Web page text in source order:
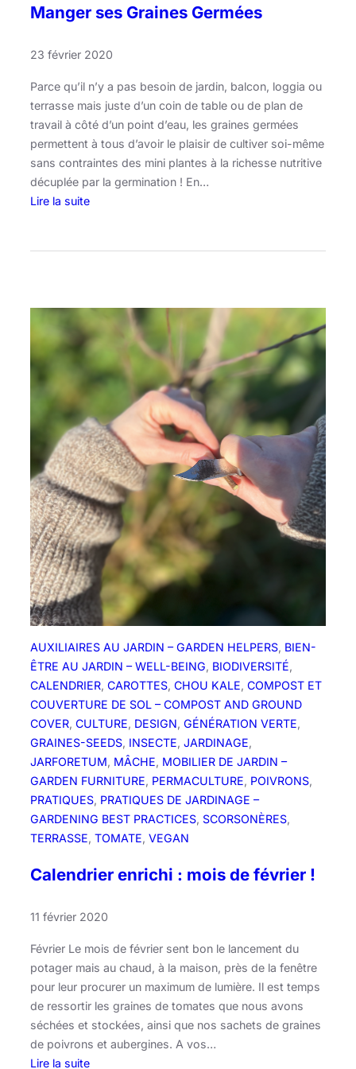
,
i
v
r
o
n
e
t
i
c
c
e
z
o
i
Manger ses Graines Germées
23 février 2020
Parce qu’il n’y a pas besoin de jardin, balcon, loggia ou
terrasse mais juste d’un coin de table ou de plan de
travail à côté d’un point d’eau, les graines germées
permettent à tous d’avoir le plaisir de cultiver soi-même
sans contraintes des mini plantes à la richesse nutritive
décuplée par la germination ! En…
Lire la suite
e
r
s
e
s
r
a
i
n
e
s
G
e
r
é
AUXILIAIRES AU JARDIN – GARDEN HELPERS, BIEN-
ÊTRE AU JARDIN – WELL-BEING, BIODIVERSITÉ
CALENDRIER, CAROTTES, CHOU KALE, COMPOST ET
COUVERTURE DE SOL – COMPOST AND GROUND
COVER, CULTURE, DESIGN, GÉNÉRATION VERTE
GRAINES-SEEDS, INSECTE, JARDINAGE
JARFORETUM, MÂCHE, MOBILIER DE JARDIN –
GARDEN FURNITURE, PERMACULTURE, POIVRONS
PRATIQUES, PRATIQUES DE JARDINAGE –
GARDENING BEST PRACTICES, SCORSONÈRES
TERRASSE, TOMATE, VEGAN
Calendrier enrichi : mois de février !
11 février 2020
Février Le mois de février sent bon le lancement du
potager mais au chaud, à la maison, près de la fenêtre
pour leur procurer un maximum de lumière. Il est temps
de ressortir les graines de tomates que nous avons
séchées et stockées, ainsi que nos sachets de graines
de poivrons et aubergines. A vos…
Lire la suite